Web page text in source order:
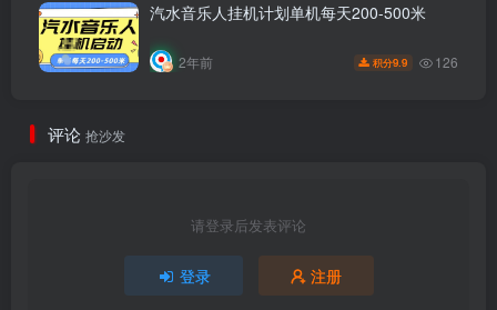
汽水音乐人挂机计划单机每天200-500米
2年前 积分9.9 126
评论 抢沙发
请登录后发表评论
登录 注册